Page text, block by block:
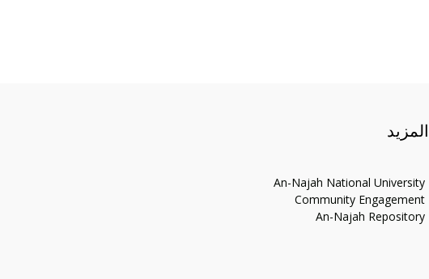
المزيد
An-Najah National University
Community Engagement
An-Najah Repository